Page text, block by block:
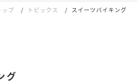
ップ トピックス スイーツバイキング
グ